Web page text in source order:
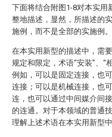
下面将结合附图1-8对本实用
整地描述，显然，所描述的
施例，而不是全部的实施例。
在本实用新型的描述中，需
规定和限定，术语“安装”、“
例如，可以是固定连接，也
连接；可以是机械连接，也
连，也可以通过中间媒介间
的连通。对于本领域的普通
理解上述术语在本实用新型中